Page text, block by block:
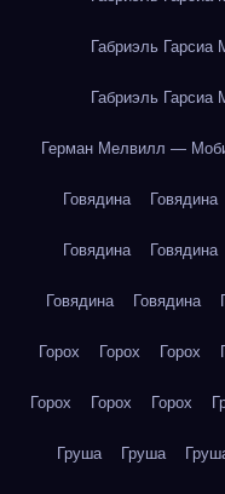
Габриэль
Габриэль
Герман Мелвилл —
Говядина Говядина
Говядина Говядина
Говядина Говядина
Горох Горох Горох
Горох Горох Горох
Груша Груша